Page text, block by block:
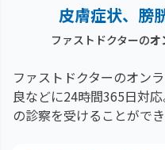
皮膚症状、膀
ファストドクターのオ
ファストドクターのオン
良などに24時間365日対応
の診察を受けることができ